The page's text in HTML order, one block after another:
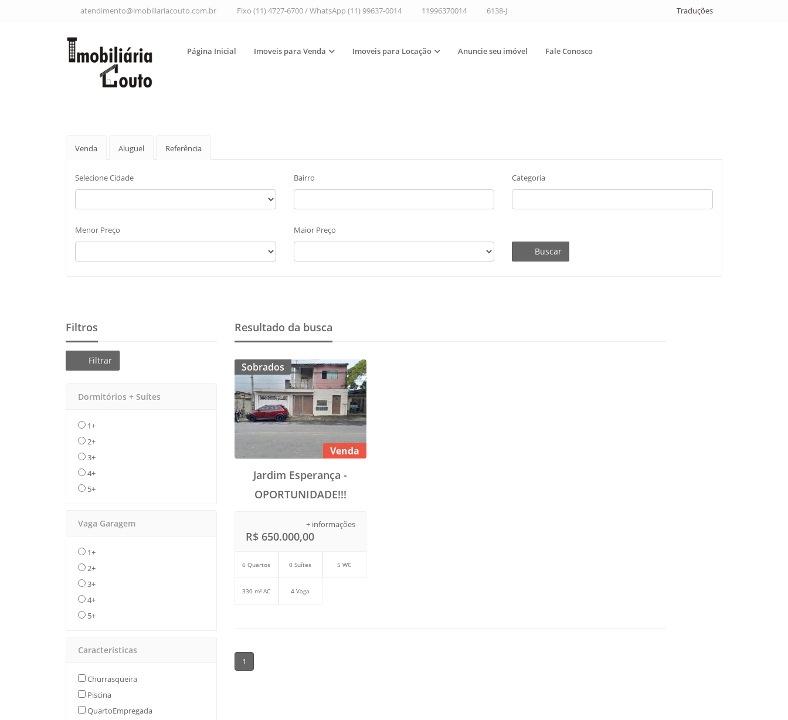
atendimento@imobiliariacouto.com.br Fixo (11) 4727-6700 / WhatsApp (11) 99637-0014 11996370014 6138-J Traduções
Página Inicial Imoveis para Venda Imoveis para Locação Anuncie seu imóvel Fale Conosco
Venda Aluguel Referência
Selecione Cidade Bairro Categoria
Menor Preço Maior Preço
Buscar
Filtros
Filtrar
Dormitórios + Suítes
1+
2+
3+
4+
5+
Vaga Garagem
1+
2+
3+
4+
5+
Características
Churrasqueira
Piscina
QuartoEmpregada
Resultado da busca
Sobrados
Venda
Jardim Esperança -
OPORTUNIDADE!!!
+ informações
R$ 650.000,00
6 Quartos 0 Suítes 5 WC
330 m² AC 4 Vaga
1